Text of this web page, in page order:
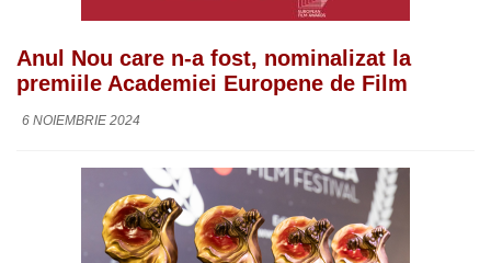
Anul Nou care n-a fost, nominalizat la
premiile Academiei Europene de Film
6 NOIEMBRIE 2024